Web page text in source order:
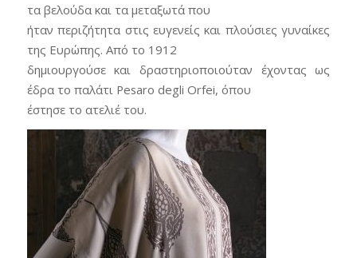
τα βελούδα και τα μεταξωτά που
ήταν περιζήτητα στις ευγενείς και πλούσιες γυναίκες
της Ευρώπης. Από το 1912
δημιουργούσε και δραστηριοποιούταν έχοντας ως
έδρα το παλάτι Pesaro degli Orfei, όπου
έστησε το ατελιέ του.